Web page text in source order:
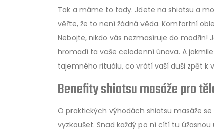
Tak a máme to tady. Jdete na shiatsu a
věřte, že to není žádná věda. Komfortní
Nebojte, nikdo vás nezmasíruje do modřin!
hromadí ta vaše celodenní únava. A
tajemného rituálu, co vrátí vaší duši zpět k
Benefity shiatsu masáže pro
O praktických výhodách shiatsu masáže
vyzkoušet. Snad každý po ní cítí tu